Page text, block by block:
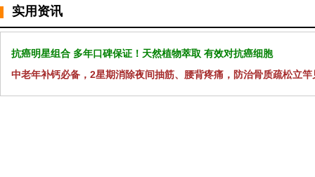
实用资讯
抗癌明星组合 多年口碑保证！天然植物萃取 有效对抗癌细胞
中老年补钙必备，2星期消除夜间抽筋、腰背疼痛，防治骨质疏松立竿